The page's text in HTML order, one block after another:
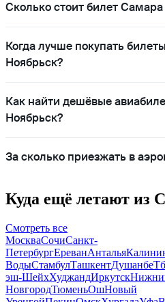
Сколько стоит билет
Когда лучше покупать
Ноябрьск?
Как найти дешёвые
Ноябрьск?
За сколько приезжать в
Куда ещё летают из
Смотреть все
МоскваСочиСанкт-
ПетербургЕреванАнталья
ВодыСтамбулТашкентДушанбе
эш-ШейхХуджандИркутск
НовгородТюменьОшНовый